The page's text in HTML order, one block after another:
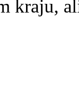
kraju,